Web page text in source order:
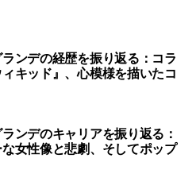
ンデの経歴を振り返る：コラ
キッド』、心模様を描いたコ
ンデのキャリアを振り返る：
女性像と悲劇、そしてポップ